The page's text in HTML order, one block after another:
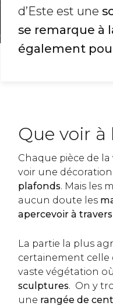
d’Este est une
se remarque à
également
Que voir à
Chaque pièce de
voir une
plafonds. Mais les
aucun doute les
apercevoir à
La partie la plus
certainement celle
vaste végétation
sculptures. On y
une rangée de